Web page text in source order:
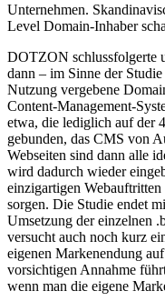
Unternehmen.
Level Domain-Inhaber
DOTZON schlussfolgerte
dann – im Sinne der
Nutzung vergebene
Content-Management-
etwa, die lediglich auf der
gebunden, das CMS von
Webseiten sind dann alle
wird dadurch wieder
einzigartigen
sorgen. Die Studie endet
Umsetzung der einzelnen
versucht auch noch kurz
eigenen Markenendung
vorsichtigen Annahme
wenn man die eigene